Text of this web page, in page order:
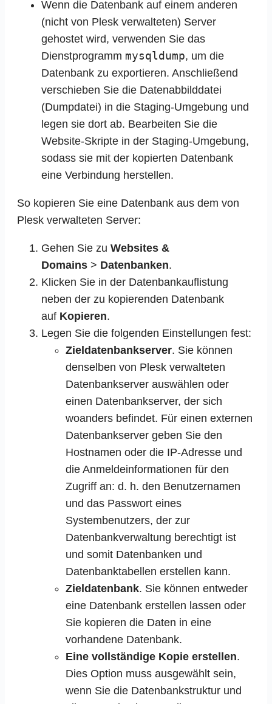
Wenn die Datenbank auf einem anderen
(nicht von Plesk verwalteten) Server
gehostet wird, verwenden Sie das
Dienstprogramm mysqldump, um die
Datenbank zu exportieren. Anschließend
verschieben Sie die Datenabbilddatei
(Dumpdatei) in die Staging-Umgebung und
legen sie dort ab. Bearbeiten Sie die
Website-Skripte in der Staging-Umgebung,
sodass sie mit der kopierten Datenbank
eine Verbindung herstellen.
So kopieren Sie eine Datenbank aus dem von
Plesk verwalteten Server:
Gehen Sie zu Websites &
Domains > Datenbanken.
Klicken Sie in der Datenbankauflistung
neben der zu kopierenden Datenbank
auf Kopieren.
Legen Sie die folgenden Einstellungen fest:
Zieldatenbankserver. Sie können
denselben von Plesk verwalteten
Datenbankserver auswählen oder
einen Datenbankserver, der sich
woanders befindet. Für einen externen
Datenbankserver geben Sie den
Hostnamen oder die IP-Adresse und
die Anmeldeinformationen für den
Zugriff an: d. h. den Benutzernamen
und das Passwort eines
Systembenutzers, der zur
Datenbankverwaltung berechtigt ist
und somit Datenbanken und
Datenbanktabellen erstellen kann.
Zieldatenbank. Sie können entweder
eine Datenbank erstellen lassen oder
Sie kopieren die Daten in eine
vorhandene Datenbank.
Eine vollständige Kopie erstellen.
Dies Option muss ausgewählt sein,
wenn Sie die Datenbankstruktur und